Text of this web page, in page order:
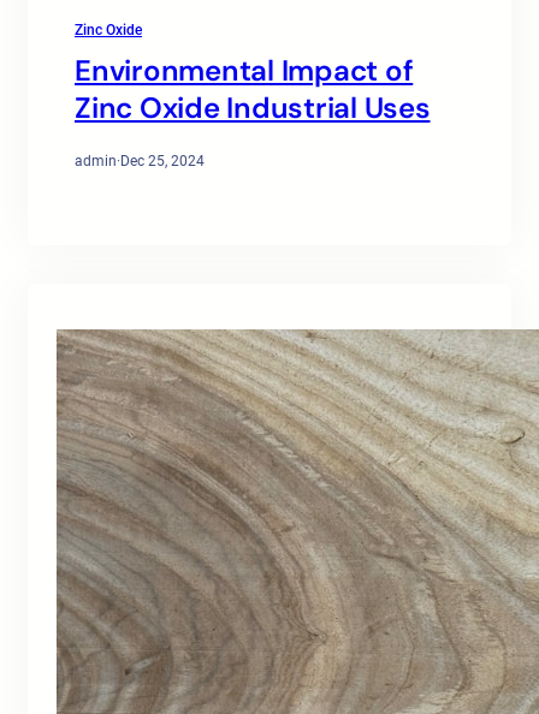
Zinc Oxide
Environmental Impact of
Zinc Oxide Industrial Uses
admin·Dec 25, 2024